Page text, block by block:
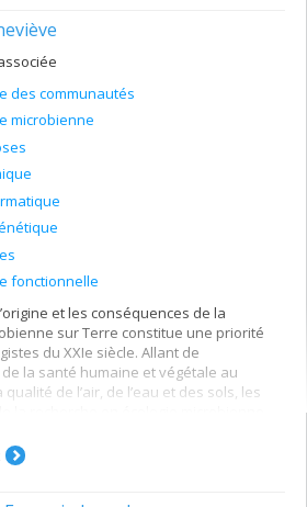
des systèmes de reproduction,
spéciation et la génétique des plantes.
des communautés
microbienne
fonctionnelle
et les conséquences de la
sur Terre constitue une priorité
du XXIe siècle. Allant de
de la santé humaine et végétale au
de l’air, de l’eau et des sols, les
pertinentes pour répondre aux
de notre temps.
et évolutifs à l’origine des